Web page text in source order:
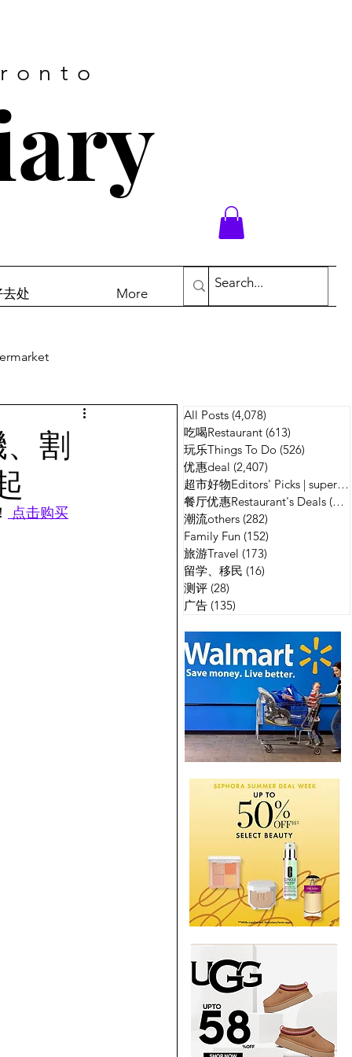
处 More
广告
割
点击购买
All Posts (4,078)
吃喝Restaurant (613)
玩乐Things To Do (526)
优惠deal (2,407)
超市好物Editors' Picks | supermarket
餐厅优惠Restaurant's Deals (134)
潮流others (282)
Family Fun (152)
旅游Travel (173)
留学、移民 (16)
测评 (28)
广告 (135)